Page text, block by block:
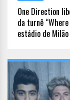
One Direction
da turnê
estádio de Milão